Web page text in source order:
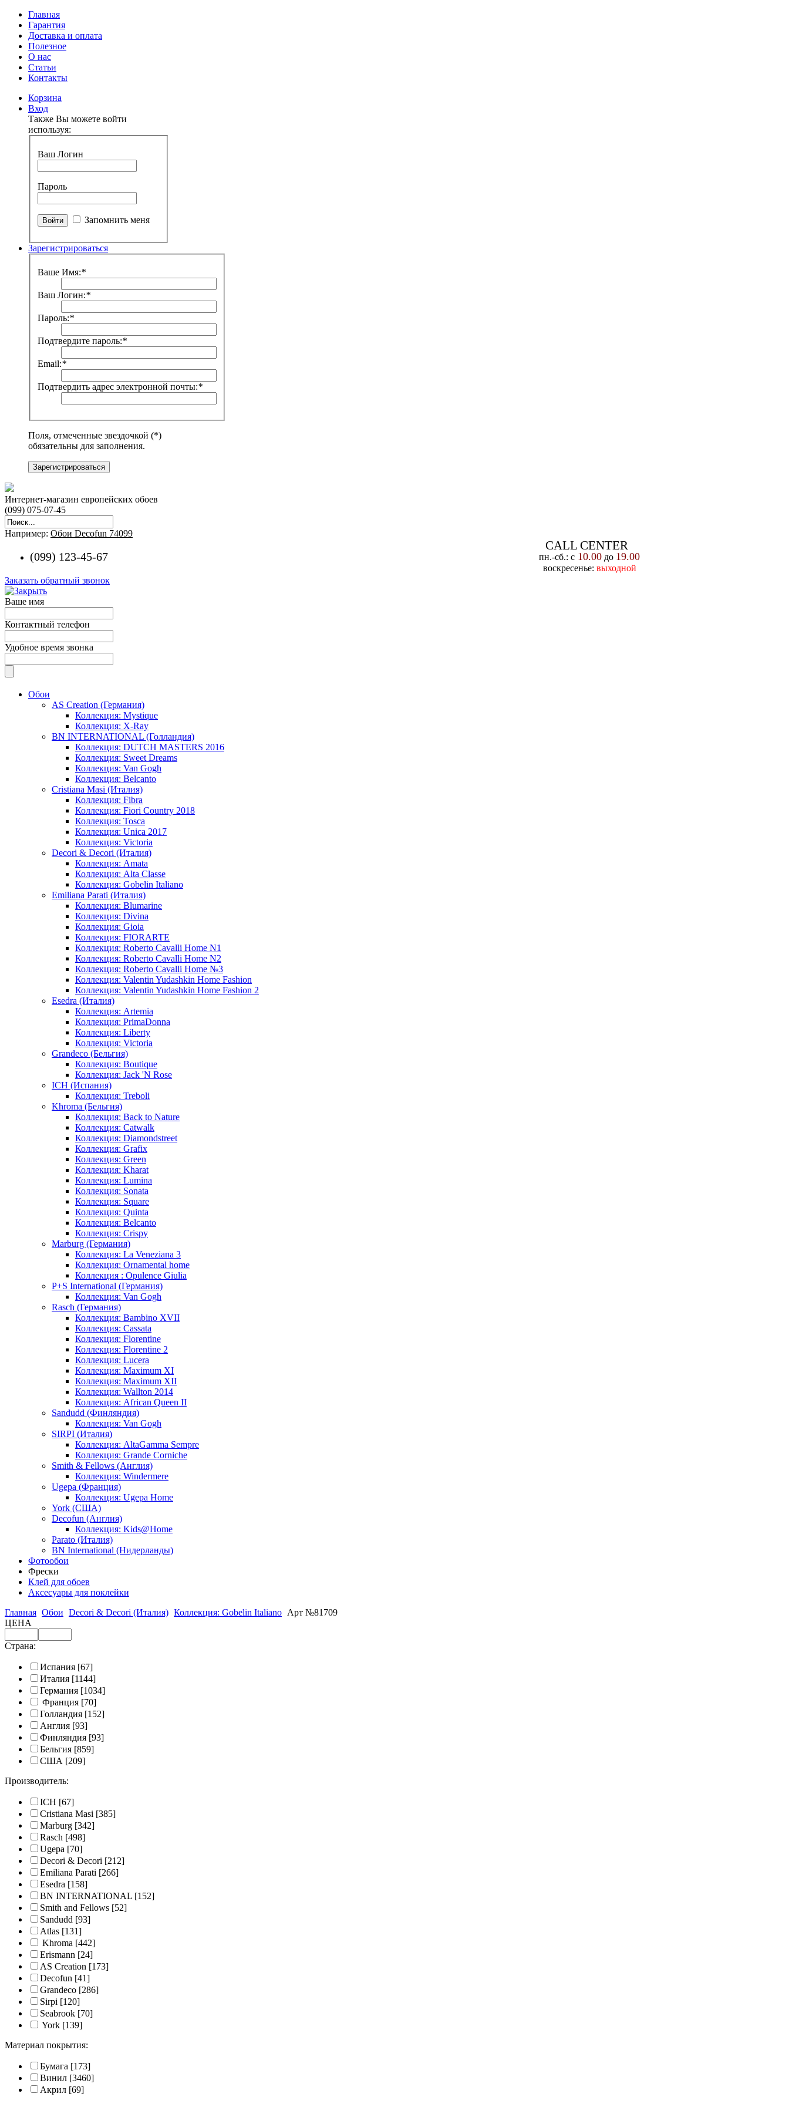
Главная
Гарантия
Доставка и оплата
Полезное
О нас
Статьи
Контакты
Корзина
Вход
Также Вы можете войти
используя:
Ваш Логин
Пароль
Запомнить меня
Зарегистрироваться
Ваше Имя:*
Ваш Логин:*
Пароль:*
Подтвердите пароль:*
Email:*
Подтвердить адрес электронной почты:*
Поля, отмеченные звездочкой (*)
обязательны для заполнения.
Зарегистрироваться
Интернет-магазин европейских обоев
(099) 075-07-45
Например: Обои Decofun 74099
(099) 123-45-67
CALL CENTER
пн.-cб.: с 10.00 до 19.00
воскресенье: выходной
Заказать обратный звонок
Ваше имя
Контактный телефон
Удобное время звонка
Обои
AS Creation (Германия)
Коллекция: Mystique
Коллекция: X-Ray
BN INTERNATIONAL (Голландия)
Коллекция: DUTCH MASTERS 2016
Коллекция: Sweet Dreams
Коллекция: Van Gogh
Коллекция: Belcanto
Cristiana Masi (Италия)
Коллекция: Fibra
Коллекция: Fiori Country 2018
Коллекция: Tosca
Коллекция: Unica 2017
Коллекция: Victoria
Decori & Decori (Италия)
Коллекция: Amata
Коллекция: Alta Classe
Коллекция: Gobelin Italiano
Emiliana Parati (Италия)
Коллекция: Blumarine
Коллекция: Divina
Коллекция: Gioia
Коллекция: FIORARTE
Коллекция: Roberto Cavalli Home N1
Коллекция: Roberto Cavalli Home N2
Коллекция: Roberto Cavalli Home №3
Коллекция: Valentin Yudashkin Home Fashion
Коллекция: Valentin Yudashkin Home Fashion 2
Esedra (Италия)
Коллекция: Artemia
Коллекция: PrimaDonna
Коллекция: Liberty
Коллекция: Victoria
Grandeco (Бельгия)
Коллекция: Boutique
Коллекция: Jack 'N Rose
ICH (Испания)
Коллекция: Treboli
Khroma (Бельгия)
Коллекция: Back to Nature
Коллекция: Catwalk
Коллекция: Diamondstreet
Коллекция: Grafix
Коллекция: Green
Коллекция: Kharat
Коллекция: Lumina
Коллекция: Sonata
Коллекция: Square
Коллекция: Quinta
Коллекция: Belcanto
Коллекция: Crispy
Marburg (Германия)
Коллекция: La Veneziana 3
Коллекция: Ornamental home
Коллекция : Opulence Giulia
P+S International (Германия)
Коллекция: Van Gogh
Rasch (Германия)
Коллекция: Bambino XVII
Коллекция: Cassata
Коллекция: Florentine
Коллекция: Florentine 2
Коллекция: Lucera
Коллекция: Maximum XI
Коллекция: Maximum XII
Коллекция: Wallton 2014
Коллекция: African Queen II
Sandudd (Финляндия)
Коллекция: Van Gogh
SIRPI (Италия)
Коллекция: AltaGamma Sempre
Коллекция: Grande Corniche
Smith & Fellows (Англия)
Коллекция: Windermere
Ugepa (Франция)
Коллекция: Ugepa Home
York (США)
Decofun (Англия)
Коллекция: Kids@Home
Parato (Италия)
BN International (Нидерланды)
Фотообои
Фрески
Клей для обоев
Аксесуары для поклейки
Главная Обои Decori & Decori (Италия) Коллекция: Gobelin Italiano Арт №81709
ЦЕНА
Страна:
Испания [67]
Италия [1144]
Германия [1034]
Франция [70]
Голландия [152]
Англия [93]
Финляндия [93]
Бельгия [859]
США [209]
Производитель:
ICH [67]
Cristiana Masi [385]
Marburg [342]
Rasch [498]
Ugepa [70]
Decori & Decori [212]
Emiliana Parati [266]
Esedra [158]
BN INTERNATIONAL [152]
Smith and Fellows [52]
Sandudd [93]
Atlas [131]
Khroma [442]
Erismann [24]
AS Creation [173]
Decofun [41]
Grandeco [286]
Sirpi [120]
Seabrook [70]
York [139]
Материал покрытия:
Бумага [173]
Винил [3460]
Акрил [69]